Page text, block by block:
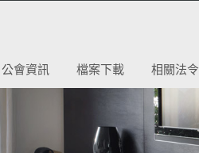
公會資訊 檔案下載 相關法令